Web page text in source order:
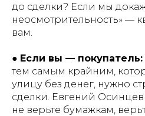
до сделки? Если мы
неосмотрительность» —
вам.
● Если вы — покупатель:
тем самым крайним,
улицу без денег, нужно
сделки. Евгений Осинцев
не верьте бумажкам,